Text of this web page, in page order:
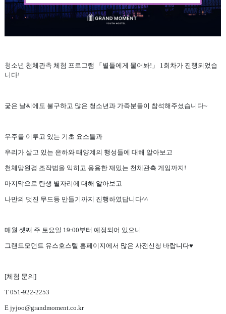
청소년 천체관측 체험 프로그램 「별들에게 물어봐!」 1회차가 진행되었습
니다!
궃은 날씨에도 불구하고 많은 청소년과 가족분들이 참석해주셨습니다~
우주를 이루고 있는 기초 요소들과
우리가 살고 있는 은하와 태양계의 행성들에 대해 알아보고
천체망원경 조작법을 익히고 응용한 재밌는 천체관측 게임까지!
마지막으로 탄생 별자리에 대해 알아보고
나만의 멋진 무드등 만들기까지 진행하였답니다^^
매월 셋째 주 토요일 19:00부터 예정되어 있으니
그랜드모먼트 유스호스텔 홈페이지에서 많은 사전신청 바랍니다♥
[체험 문의]
T 051-922-2253
E jyjoo@grandmoment.co.kr